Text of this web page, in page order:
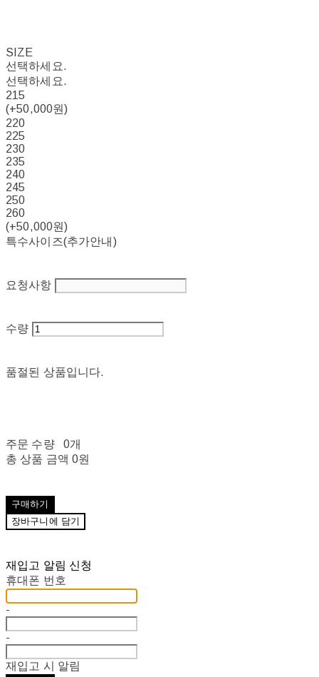
SIZE
선택하세요.
선택하세요.
215
(+50,000원)
220
225
230
235
240
245
250
260
(+50,000원)
특수사이즈(추가안내)
요청사항
수량
품절된 상품입니다.
주문 수량
0개
총 상품 금액 0원
구매하기
장바구니에 담기
재입고 알림 신청
휴대폰 번호
-
-
재입고 시 알림